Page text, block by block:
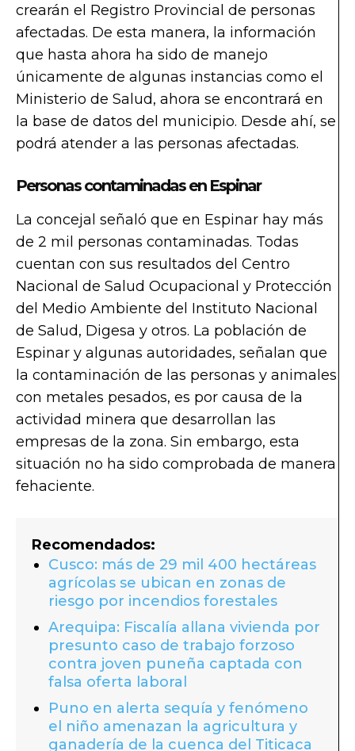
crearán el Registro Provincial de personas
afectadas. De esta manera, la información
que hasta ahora ha sido de manejo
únicamente de algunas instancias como el
Ministerio de Salud, ahora se encontrará en
la base de datos del municipio. Desde ahí, se
podrá atender a las personas afectadas.
Personas contaminadas en Espinar
La concejal señaló que en Espinar hay más
de 2 mil personas contaminadas. Todas
cuentan con sus resultados del Centro
Nacional de Salud Ocupacional y Protección
del Medio Ambiente del Instituto Nacional
de Salud, Digesa y otros. La población de
Espinar y algunas autoridades, señalan que
la contaminación de las personas y animales
con metales pesados, es por causa de la
actividad minera que desarrollan las
empresas de la zona. Sin embargo, esta
situación no ha sido comprobada de manera
fehaciente.
Recomendados:
Cusco: más de 29 mil 400 hectáreas
agrícolas se ubican en zonas de
riesgo por incendios forestales
Arequipa: Fiscalía allana vivienda por
presunto caso de trabajo forzoso
contra joven puneña captada con
falsa oferta laboral
Puno en alerta sequía y fenómeno
el niño amenazan la agricultura y
ganadería de la cuenca del Titicaca